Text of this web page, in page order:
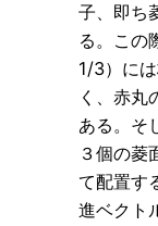
子、即ち
る。この
1/3）に
く、赤丸
ある。そ
３個の菱
て配置す
進ベクト